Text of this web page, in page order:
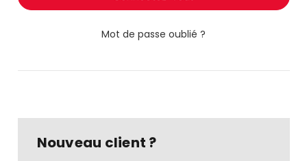
Mot de passe oublié ?
Nouveau client ?